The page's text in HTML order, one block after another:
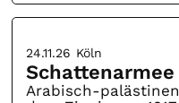
24.11.26 Köln
Schattenarmee
Arabisch-